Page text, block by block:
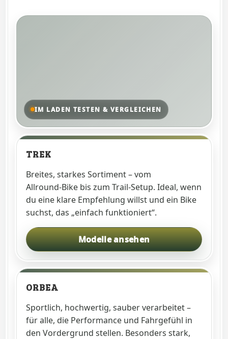
IM LADEN TESTEN & VERGLEICHEN
TREK
Breites, starkes Sortiment – vom
Allround‑Bike bis zum Trail‑Setup. Ideal, wenn
du eine klare Empfehlung willst und ein Bike
suchst, das „einfach funktioniert“.
Modelle ansehen
ORBEA
Sportlich, hochwertig, sauber verarbeitet –
für alle, die Performance und Fahrgefühl in
den Vordergrund stellen. Besonders stark,